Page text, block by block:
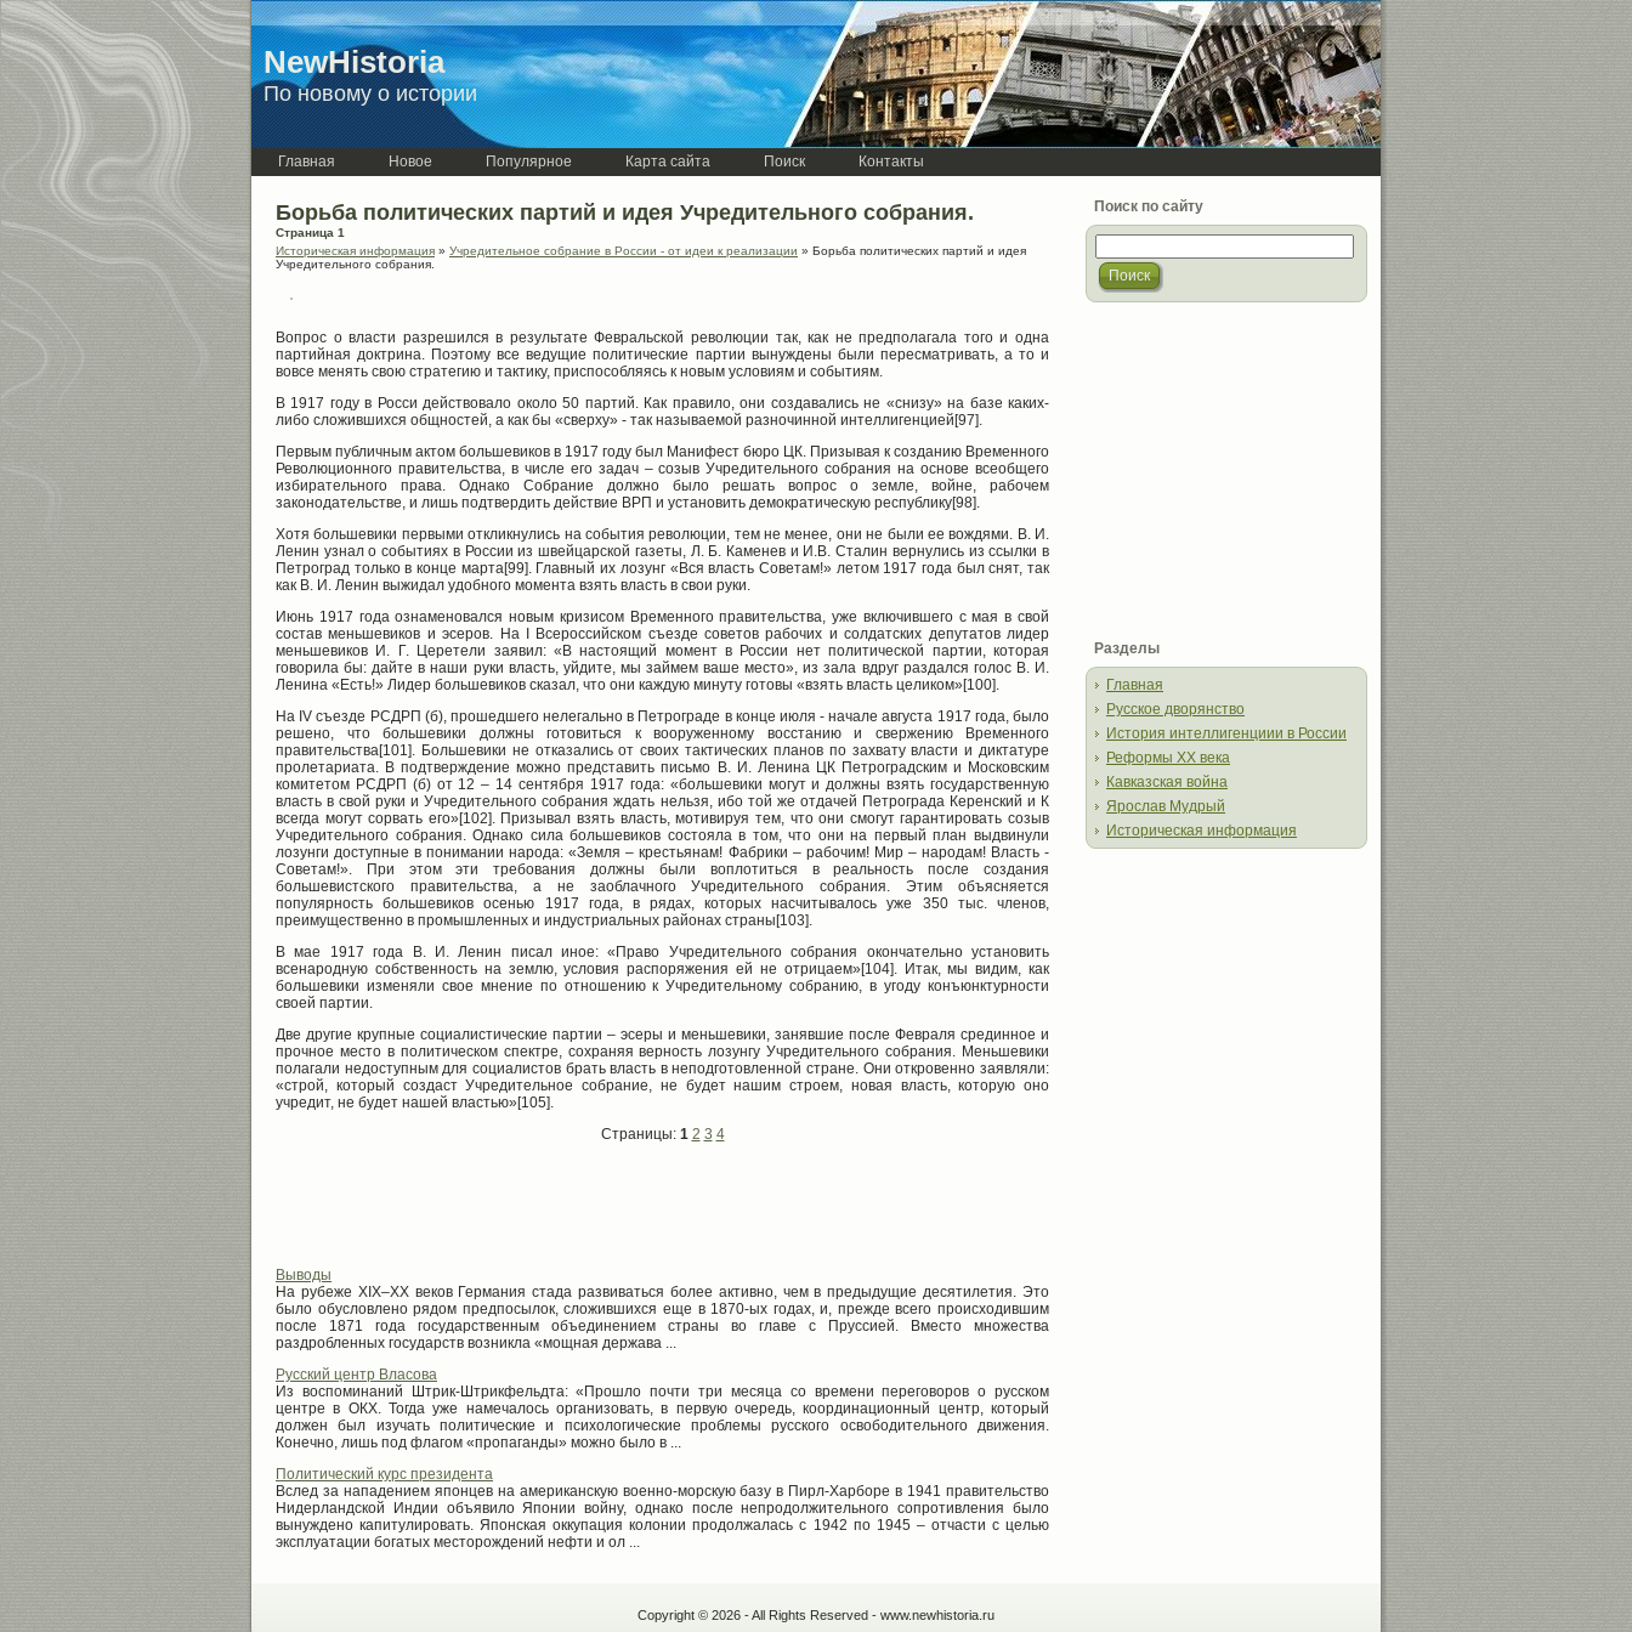
NewHistoria
По новому о истории
Главная Новое Популярное Карта сайта Поиск Контакты
Борьба политических партий и идея Учредительного собрания.
Страница 1
Историческая информация » Учредительное собрание в России - от идеи к реализации » Борьба политических партий и идея
Учредительного собрания.
Вопрос о власти разрешился в результате Февральской революции так, как не предполагала того и одна
партийная доктрина. Поэтому все ведущие политические партии вынуждены были пересматривать, а то и
вовсе менять свою стратегию и тактику, приспособляясь к новым условиям и событиям.
В 1917 году в Росси действовало около 50 партий. Как правило, они создавались не «снизу» на базе каких-
либо сложившихся общностей, а как бы «сверху» - так называемой разночинной интеллигенцией[97].
Первым публичным актом большевиков в 1917 году был Манифест бюро ЦК. Призывая к созданию Временного
Революционного правительства, в числе его задач – созыв Учредительного собрания на основе всеобщего
избирательного права. Однако Собрание должно было решать вопрос о земле, войне, рабочем
законодательстве, и лишь подтвердить действие ВРП и установить демократическую республику[98].
Хотя большевики первыми откликнулись на события революции, тем не менее, они не были ее вождями. В. И.
Ленин узнал о событиях в России из швейцарской газеты, Л. Б. Каменев и И.В. Сталин вернулись из ссылки в
Петроград только в конце марта[99]. Главный их лозунг «Вся власть Советам!» летом 1917 года был снят, так
как В. И. Ленин выжидал удобного момента взять власть в свои руки.
Июнь 1917 года ознаменовался новым кризисом Временного правительства, уже включившего с мая в свой
состав меньшевиков и эсеров. На I Всероссийском съезде советов рабочих и солдатских депутатов лидер
меньшевиков И. Г. Церетели заявил: «В настоящий момент в России нет политической партии, которая
говорила бы: дайте в наши руки власть, уйдите, мы займем ваше место», из зала вдруг раздался голос В. И.
Ленина «Есть!» Лидер большевиков сказал, что они каждую минуту готовы «взять власть целиком»[100].
На IV съезде РСДРП (б), прошедшего нелегально в Петрограде в конце июля - начале августа 1917 года, было
решено, что большевики должны готовиться к вооруженному восстанию и свержению Временного
правительства[101]. Большевики не отказались от своих тактических планов по захвату власти и диктатуре
пролетариата. В подтверждение можно представить письмо В. И. Ленина ЦК Петроградским и Московским
комитетом РСДРП (б) от 12 – 14 сентября 1917 года: «большевики могут и должны взять государственную
власть в свой руки и Учредительного собрания ждать нельзя, ибо той же отдачей Петрограда Керенский и К
всегда могут сорвать его»[102]. Призывал взять власть, мотивируя тем, что они смогут гарантировать созыв
Учредительного собрания. Однако сила большевиков состояла в том, что они на первый план выдвинули
лозунги доступные в понимании народа: «Земля – крестьянам! Фабрики – рабочим! Мир – народам! Власть -
Советам!». При этом эти требования должны были воплотиться в реальность после создания
большевистского правительства, а не заоблачного Учредительного собрания. Этим объясняется
популярность большевиков осенью 1917 года, в рядах, которых насчитывалось уже 350 тыс. членов,
преимущественно в промышленных и индустриальных районах страны[103].
В мае 1917 года В. И. Ленин писал иное: «Право Учредительного собрания окончательно установить
всенародную собственность на землю, условия распоряжения ей не отрицаем»[104]. Итак, мы видим, как
большевики изменяли свое мнение по отношению к Учредительному собранию, в угоду конъюнктурности
своей партии.
Две другие крупные социалистические партии – эсеры и меньшевики, занявшие после Февраля срединное и
прочное место в политическом спектре, сохраняя верность лозунгу Учредительного собрания. Меньшевики
полагали недоступным для социалистов брать власть в неподготовленной стране. Они откровенно заявляли:
«строй, который создаст Учредительное собрание, не будет нашим строем, новая власть, которую оно
учредит, не будет нашей властью»[105].
Страницы: 1 2 3 4
Выводы
На рубеже XIX–XX веков Германия стада развиваться более активно, чем в предыдущие десятилетия. Это
было обусловлено рядом предпосылок, сложившихся еще в 1870-ых годах, и, прежде всего происходившим
после 1871 года государственным объединением страны во главе с Пруссией. Вместо множества
раздробленных государств возникла «мощная держава ...
Русский центр Власова
Из воспоминаний Штрик-Штрикфельдта: «Прошло почти три месяца со времени переговоров о русском
центре в ОКХ. Тогда уже намечалось организовать, в первую очередь, координационный центр, который
должен был изучать политические и психологические проблемы русского освободительного движения.
Конечно, лишь под флагом «пропаганды» можно было в ...
Политический курс президента
Вслед за нападением японцев на американскую военно-морскую базу в Пирл-Харборе в 1941 правительство
Нидерландской Индии объявило Японии войну, однако после непродолжительного сопротивления было
вынуждено капитулировать. Японская оккупация колонии продолжалась с 1942 по 1945 – отчасти с целью
эксплуатации богатых месторождений нефти и ол ...
Поиск по сайту
Поиск
Разделы
Главная
Русское дворянство
История интеллигенциии в России
Реформы XX века
Кавказская война
Ярослав Мудрый
Историческая информация
Copyright © 2026 - All Rights Reserved - www.newhistoria.ru